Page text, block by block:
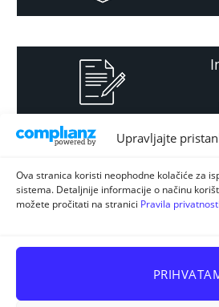
Upravljajte
Ova stranica koristi neophodne kolačiće za
sistema. Detaljnije informacije o načinu
možete pročitati na stranici Pravila privatnosti